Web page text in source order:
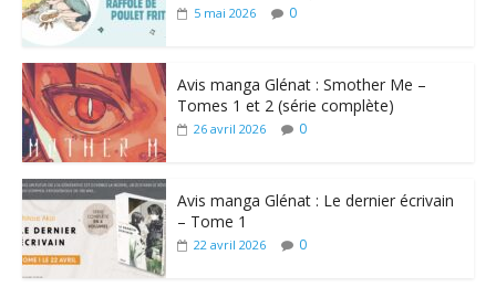
5 mai 2026 0
Avis manga Glénat : Smother Me –
Tomes 1 et 2 (série complète)
26 avril 2026 0
Avis manga Glénat : Le dernier écrivain
– Tome 1
22 avril 2026 0